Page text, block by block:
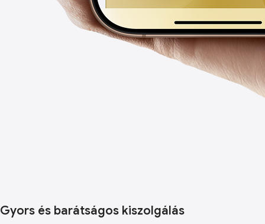
Gyors és barátságos kiszolgálás